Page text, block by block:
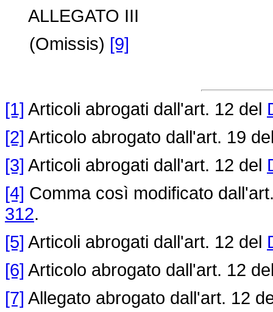
ALLEGATO III
(Omissis) [9]
[1] Articoli abrogati dall'art. 12 del
[2] Articolo abrogato dall'art. 19
[3] Articoli abrogati dall'art. 12 del
[4] Comma così modificato
312.
[5] Articoli abrogati dall'art. 12 del
[6] Articolo abrogato dall'art. 12
[7] Allegato abrogato dall'art. 12